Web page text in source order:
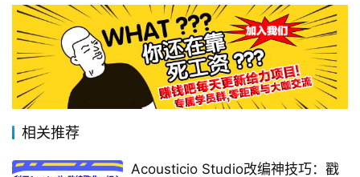
相关推荐
Acousticio Studio改编神技巧：戳